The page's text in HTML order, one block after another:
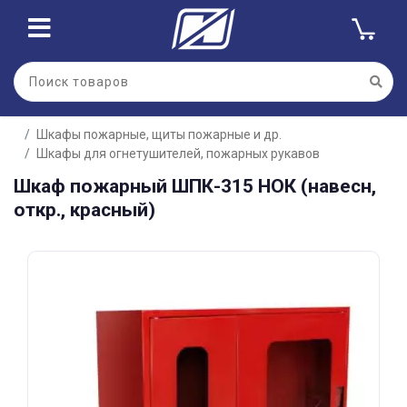
Шкафы пожарные, щиты пожарные и др.
Шкафы для огнетушителей, пожарных рукавов
Шкаф пожарный ШПК-315 НОК (навесн,
откр., красный)
Для клиентов всех банков
Разбейте
оплатуна части
без переплат